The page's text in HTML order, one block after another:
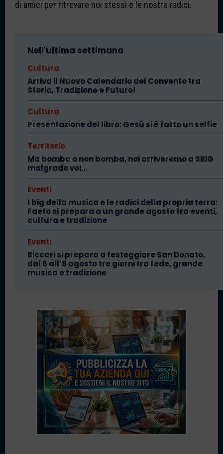
di amici per ritrovare noi stessi e le nostre radici.
Nell'ultima settimana
Cultura
Arriva il Nuovo Calendario del Convento tra
Storia, Tradizione e Futuro!
Cultura
Presentazione del libro: Gesù si è fatto un selfie
Territorio
Ma bomba o non bomba, noi arriveremo a SBiG
malgrado voi…
Eventi
I big della musica e le radici della propria terra:
Faeto si prepara a un grande agosto tra eventi,
cultura e tradizione
Eventi
Biccari si prepara a festeggiare San Donato,
dal 6 all’8 agosto tre giorni tra fede, grande
musica e tradizione